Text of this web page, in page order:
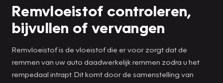
Remvloeistof controleren,
bijvullen of vervangen
Remvloeistof is de vloeistof die er voor zorgt dat de
remmen van uw auto daadwerkelijk remmen zodra u het
rempedaal intrapt. Dit komt door de samenstelling van